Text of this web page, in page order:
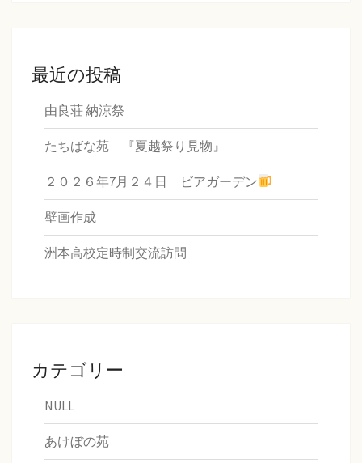
最近の投稿
由良荘 納涼祭
たちばな苑 『夏越祭り見物』
２０２６年7月２４日 ビアガーデン
壁画作成
洲本高校定時制交流訪問
カテゴリー
NULL
あけぼの苑